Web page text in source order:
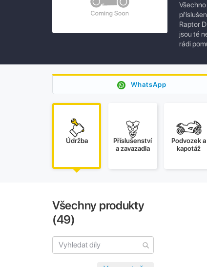
Raptor
jsou té
rádi
WhatsApp
Údržba
Příslušenství
a zavazadla
Podvozek a
kapotáž
Všechny produkty
(49)